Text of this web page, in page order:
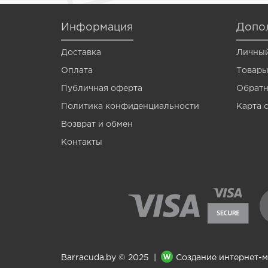
Vermis
Wagner
Мотыль
Опарыш
Информация
Доставка
Оплата
Публичная оферта
Политика конфиденциальности
Возврат и обмен
Контакты
Карта
Barracuda.by © 2025 | Создание интернет-